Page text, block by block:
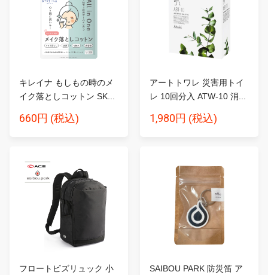
キレイナ もしもの時のメ
イク落としコットン SK...
660円 (税込)
アートトワレ 災害用トイ
レ 10回分入 ATW-10 消...
1,980円 (税込)
フロートビズリュック 小
SAIBOU PARK 防災笛 ア